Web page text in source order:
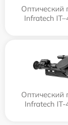
Оптический
Infratech
Оптический
Infratech IT-